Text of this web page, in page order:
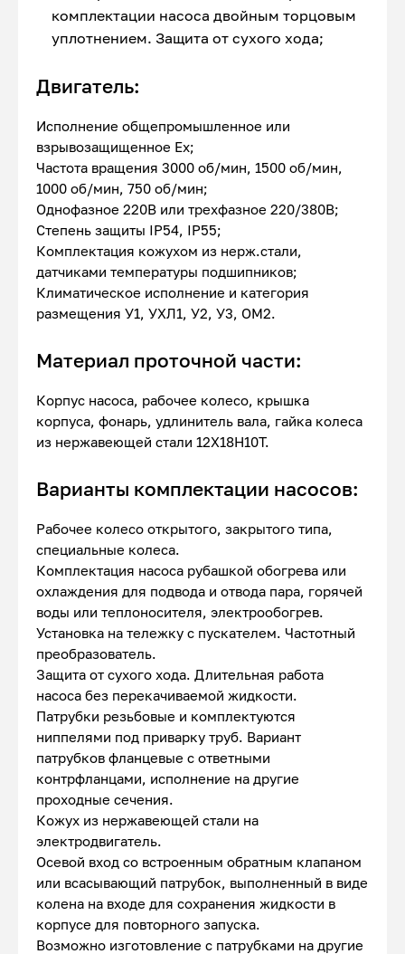
комплектации насоса двойным торцовым
уплотнением. Защита от сухого хода;
Двигатель:
Исполнение общепромышленное или
взрывозащищенное Ex;
Частота вращения 3000 об/мин, 1500 об/мин,
1000 об/мин, 750 об/мин;
Однофазное 220В или трехфазное 220/380В;
Степень защиты IP54, IP55;
Комплектация кожухом из нерж.стали,
датчиками температуры подшипников;
Климатическое исполнение и категория
размещения У1, УХЛ1, У2, У3, ОМ2.
Материал проточной части:
Корпус насоса, рабочее колесо, крышка
корпуса, фонарь, удлинитель вала, гайка колеса
из нержавеющей стали 12Х18Н10Т.
Варианты комплектации насосов:
Рабочее колесо открытого, закрытого типа,
специальные колеса.
Комплектация насоса рубашкой обогрева или
охлаждения для подвода и отвода пара, горячей
воды или теплоносителя, электрообогрев.
Установка на тележку с пускателем. Частотный
преобразователь.
Защита от сухого хода. Длительная работа
насоса без перекачиваемой жидкости.
Патрубки резьбовые и комплектуются
ниппелями под приварку труб. Вариант
патрубков фланцевые с ответными
контрфланцами, исполнение на другие
проходные сечения.
Кожух из нержавеющей стали на
электродвигатель.
Осевой вход со встроенным обратным клапаном
или всасывающий патрубок, выполненный в виде
колена на входе для сохранения жидкости в
корпусе для повторного запуска.
Возможно изготовление с патрубками на другие